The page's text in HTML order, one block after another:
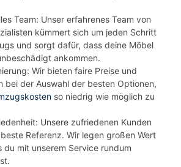
Team: Unser erfahrenes Team von
kümmert sich um jeden Schritt
und sorgt dafür, dass deine Möbel
ankommen.
Wir bieten faire Preise und
bei der Auswahl der besten Optionen,
so niedrig wie möglich zu
Unsere zufriedenen Kunden
Referenz. Wir legen großen Wert
du mit unserem Service rundum